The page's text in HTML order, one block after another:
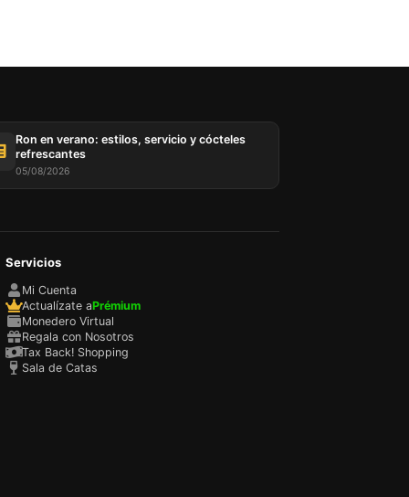
Ron en verano: estilos, servicio y cócteles
refrescantes
05/08/2026
Servicios
Mi Cuenta
Actualízate aPrémium
Monedero Virtual
Regala con Nosotros
Tax Back! Shopping
Sala de Catas